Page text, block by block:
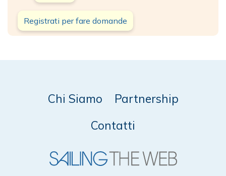
Registrati per fare domande
Chi Siamo
Partnership
Contatti